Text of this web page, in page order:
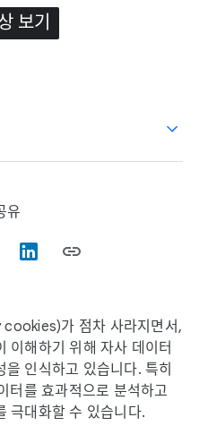
보기
한 자사 데이터를 활용하면
할까요? AI 기술을 활용해
Ads 캠페인에
성과를 획기적으로 높일
다.
에 비유해 봅시다. Google
유
가 점차 사라지면서,
이해하기 위해 자사 데이터
인식하고 있습니다. 특히
터를 효과적으로 분석하고
극대화할 수 있습니다.